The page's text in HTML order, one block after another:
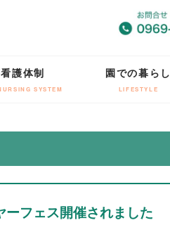
護体制
SYSTEM
園での暮らし
LIFESTYLE
ーフェス開催されました